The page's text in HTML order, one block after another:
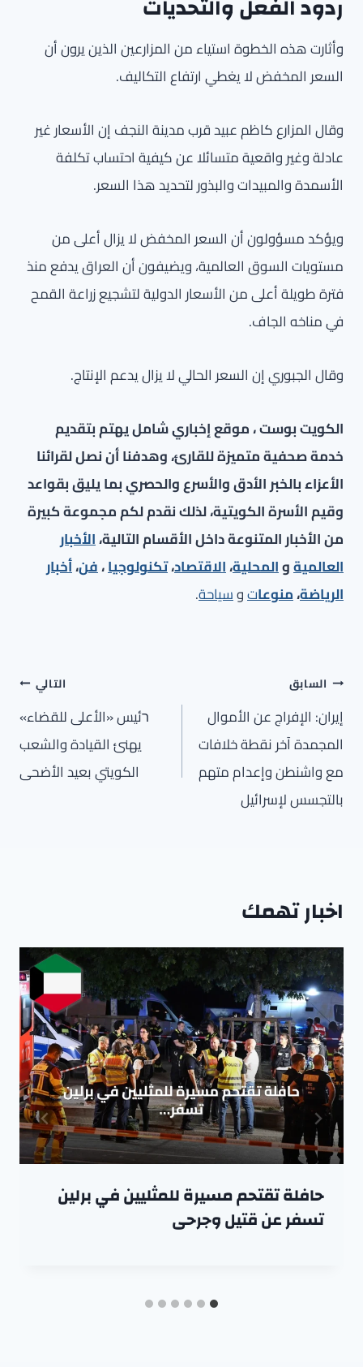
ردود الفعل والتحديات
وأثارت هذه الخطوة استياء من المزارعين الذين يرون أن
السعر المخفض لا يغطي ارتفاع التكاليف.
وقال المزارع كاظم عبيد قرب مدينة النجف إن الأسعار غير
عادلة وغير واقعية متسائلا عن كيفية احتساب تكلفة
الأسمدة والمبيدات والبذور لتحديد هذا السعر.
ويؤكد مسؤولون أن السعر المخفض لا يزال أعلى من
مستويات السوق العالمية، ويضيفون أن العراق يدفع منذ
فترة طويلة أعلى من الأسعار الدولية لتشجيع زراعة القمح
في مناخه الجاف.
وقال الجبوري إن السعر الحالي لا يزال يدعم الإنتاج.
الكويت بوست ، موقع إخباري شامل يهتم بتقديم
خدمة صحفية متميزة للقارئ، وهدفنا أن نصل لقرائنا
الأعزاء بالخبر الأدق والأسرع والحصري بما يليق بقواعد
وقيم الأسرة الكويتية، لذلك نقدم لكم مجموعة كبيرة
من الأخبار المتنوعة داخل الأقسام التالية،الأخبار
العالميةوالمحلية،الاقتصاد،تكنولوجيا،فن،أخبار
الرياضة،منوعاتوسياحة.
تصفّح
المقالات
السابق
إيران: الإفراج عن الأموال
المجمدة آخر نقطة خلافات
مع واشنطن وإعدام متهم
بالتجسس لإسرائيل
التالي
רئيس «الأعلى للقضاء»
يهنئ القيادة والشعب
الكويتي بعيد الأضحى
اخبار تهمك
حافلة تقتحم مسيرة للمثليين في برلين
تسفر عن قتيل وجرحى